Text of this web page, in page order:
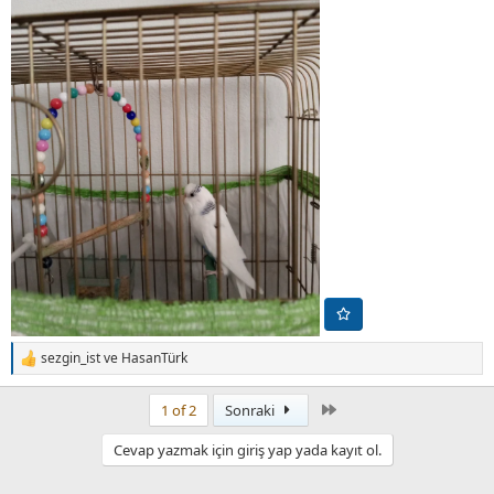
T
e
sezgin_istve HasanTürk
1 of 2 Sonraki
Cevap yazmak için giriş yap yada kayıt ol.